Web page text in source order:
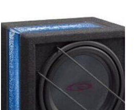
הוסף
לרשימת
המשאלות